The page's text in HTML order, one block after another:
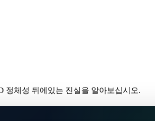
정체성 뒤에있는 진실을 알아보십시오.